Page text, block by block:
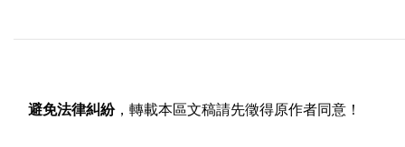
避免法律糾紛，轉載本區文稿請先徵得原作者同意！